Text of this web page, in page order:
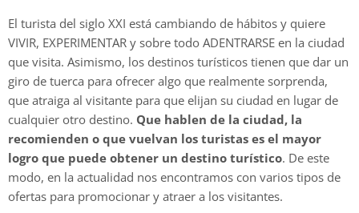
El turista del siglo XXI está cambiando de hábitos y quiere
VIVIR, EXPERIMENTAR y sobre todo ADENTRARSE en la ciudad
que visita. Asimismo, los destinos turísticos tienen que dar un
giro de tuerca para ofrecer algo que realmente sorprenda,
que atraiga al visitante para que elijan su ciudad en lugar de
cualquier otro destino. Que hablen de la ciudad, la
recomienden o que vuelvan los turistas es el mayor
logro que puede obtener un destino turístico. De este
modo, en la actualidad nos encontramos con varios tipos de
ofertas para promocionar y atraer a los visitantes.